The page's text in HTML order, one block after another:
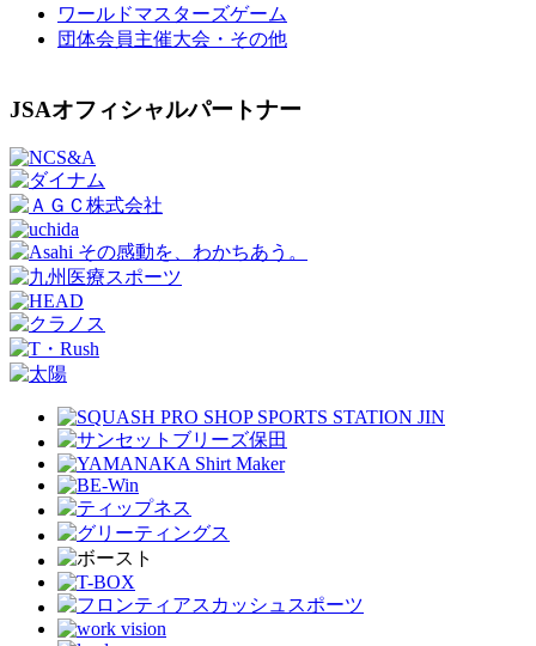
ワールドマスターズゲーム
団体会員主催大会・その他
JSAオフィシャルパートナー